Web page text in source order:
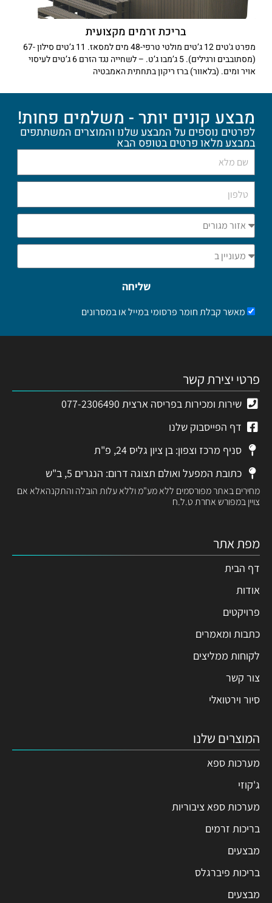
בריכת זרמים מקצועית
מפרט ג'טים 12 ג’טים מולטי טרפי-48 מים למסאז. 11 ג’טים סילון -67
(מסתובבים ורגילים). 5 ג’מבו ג’ט. – לשחייה נגד הזרם 6 ג’טים לעיסוי
אויר ומים. (בלאוור) ברז ריקון בתחתית האמבטיה
מבצע קונים יותר - משלמים פחות!
לפרטים נוספים על המבצע שלנו והמוצרים המשתתפים
במבצע מלאו פרטים בטופס הבא
מאשר קבלת חומר פרסומי במייל או במסרונים
שליחה
פרטי יצירת קשר
שירות ומכירות בפריסה ארצית 077-2306490
דף הפייסבוק שלנו
סניף מרכז וצפון: בן ציון גליס 24, פ"ת
כתובת המפעל ואולם תצוגה דרום: הנגרים 5, ב"ש
מחירים באתר מפורסמים ללא מע"מ וללא עלות הובלה והתקנהאלא אם
צויין במפורש אחרת ט.ל.ח
מפת אתר
דף הבית
אודות
פרויקטים
כתבות ומאמרים
לקוחות ממליצים
צור קשר
סיור וירטואלי
המוצרים שלנו
מערכות ספא
ג'קוזי
מערכות ספא ציבוריות
בריכות זרמים
מבצעים
בריכות פיברגלס
מבצעים